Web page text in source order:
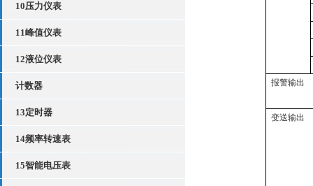
10压力仪表
11峰值仪表
12液位仪表
计数器
13定时器
14频率转速表
15智能电压表
报警输出
变送输出